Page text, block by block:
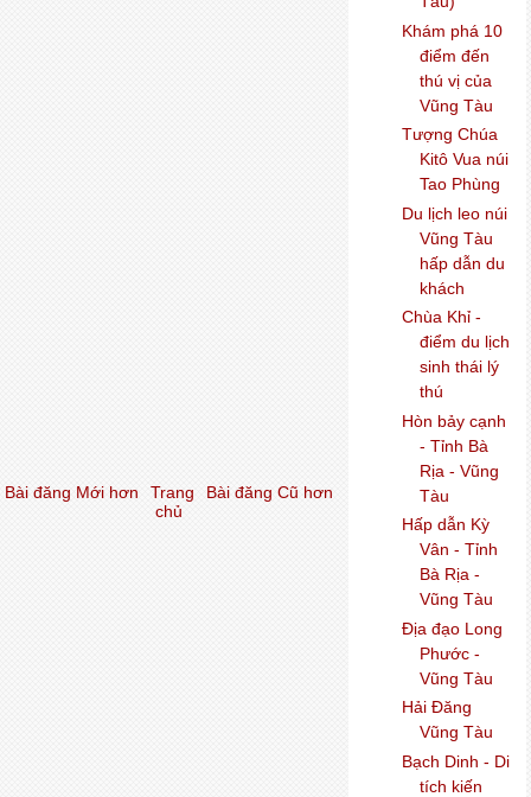
Bài đăng Mới hơn Bài đăng Cũ hơn
Trang
chủ
Khám phá 10
điểm đến
thú vị của
Vũng Tàu
Tượng Chúa
Kitô Vua núi
Tao Phùng
Du lịch leo núi
Vũng Tàu
hấp dẫn du
khách
Chùa Khỉ -
điểm du lịch
sinh thái lý
thú
Hòn bảy cạnh
- Tỉnh Bà
Rịa - Vũng
Tàu
Hấp dẫn Kỳ
Vân - Tỉnh
Bà Rịa -
Vũng Tàu
Địa đạo Long
Phước -
Vũng Tàu
Hải Đăng
Vũng Tàu
Bạch Dinh - Di
tích kiến